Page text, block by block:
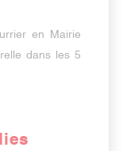
en Mairie
dans les 5